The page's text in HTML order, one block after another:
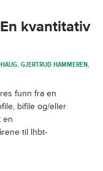
kvantitativ
,GJERTRUD HAMMEREN,
funn fra en
bifile og/eller
en
til lhbt-